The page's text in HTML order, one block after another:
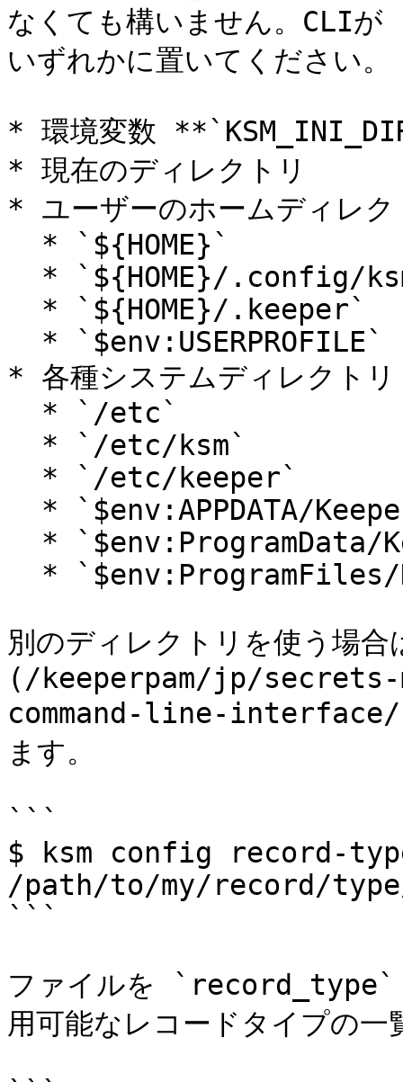
なくても構いません。CLI
いずれかに置いてください。
* 環境変数
* 現在のディレクトリ
* ユーザーのホームディレク
* 各種システムディレクトリ
別のディレクトリを使う場
(/keeperpam/jp/secrets-
command-line-interface/
ます。
```
$ ksm config record-
/path/to/my/record/type/
```
ファイルを `record_type`
用可能なレコードタイプの一